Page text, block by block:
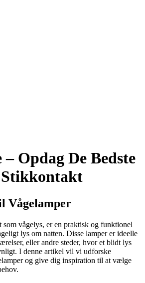
Opdag De Bedste
Vågelamper
som vågelys, er en praktisk og funktionel
lys om natten. Disse lamper er ideelle
eller andre steder, hvor et blidt lys
I denne artikel vil vi udforske
og give dig inspiration til at vælge